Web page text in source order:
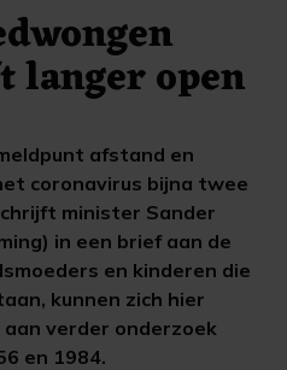
open
afstand en
coronavirus bijna twee
minister Sander
in een brief aan de
en kinderen die
kunnen zich hier
aan verder onderzoek
en 1984.